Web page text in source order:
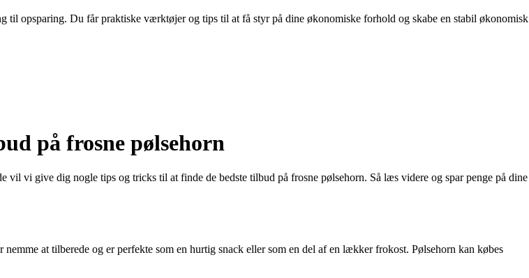
opsparing. Du får praktiske værktøjer og tips til at få styr på dine økonomiske forhold og skabe en stabil økonomisk
på frosne pølsehorn
vil vi give dig nogle tips og tricks til at finde de bedste tilbud på frosne pølsehorn. Så læs videre og spar penge på dine
at tilberede og er perfekte som en hurtig snack eller som en del af en lækker frokost. Pølsehorn kan købes